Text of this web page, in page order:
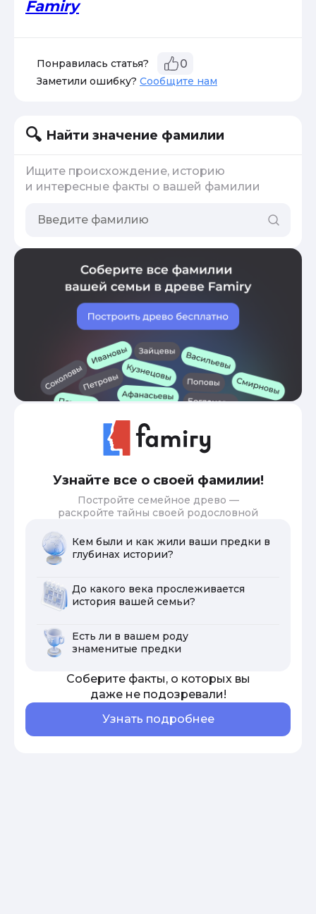
Famiry
Понравилась статья? 0
Заметили ошибку? Сообщите нам
Найти значение фамилии
Ищите происхождение, историю
и интересные факты о вашей фамилии
Узнайте все о своей фамилии!
Постройте семейное древо —
раскройте тайны своей родословной
Кем были и как жили ваши предки в
глубинах истории?
До какого века прослеживается
история вашей семьи?
Есть ли в вашем роду
знаменитые предки
Соберите факты, о которых вы
даже не подозревали!
Узнать подробнее